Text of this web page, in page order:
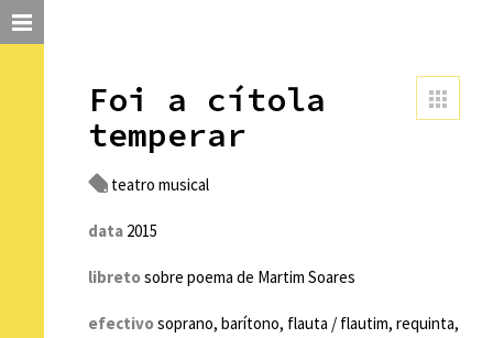
Foi a cítola
temperar
teatro musical
data 2015
libretosobre poema de Martim Soares
efectivosoprano, barítono, flauta / flautim, requinta,